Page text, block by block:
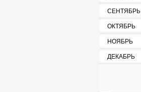
СЕНТЯБРЬ
ОКТЯБРЬ
НОЯБРЬ
ДЕКАБРЬ